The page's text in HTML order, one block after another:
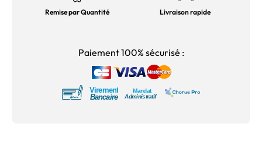
Remise par Quantité Livraison rapide
Paiement 100% sécurisé :